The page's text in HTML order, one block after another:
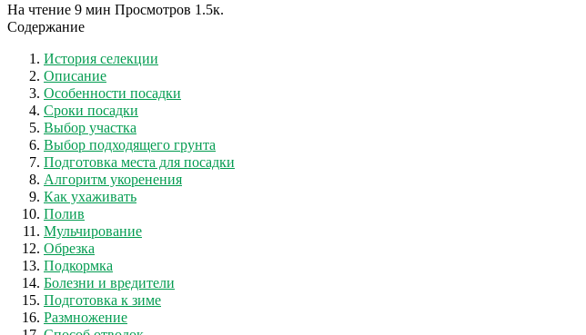
На чтение 9 мин Просмотров 1.5к.
Содержание
История селекции
Описание
Особенности посадки
Сроки посадки
Выбор участка
Выбор подходящего грунта
Подготовка места для посадки
Алгоритм укоренения
Как ухаживать
Полив
Мульчирование
Обрезка
Подкормка
Болезни и вредители
Подготовка к зиме
Размножение